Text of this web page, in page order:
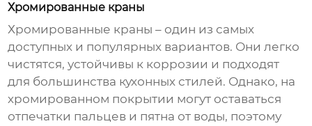
Хромированные краны
Хромированные краны – один из самых
доступных и популярных вариантов. Они легко
чистятся, устойчивы к коррозии и подходят
для большинства кухонных стилей. Однако, на
хромированном покрытии могут оставаться
отпечатки пальцев и пятна от воды, поэтому